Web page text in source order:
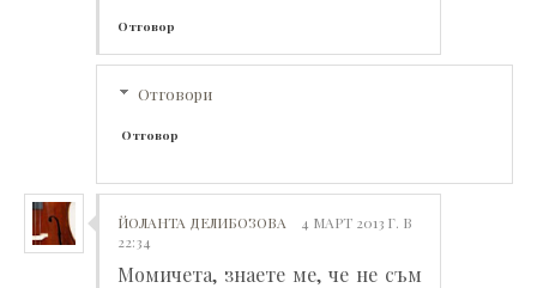
Отговор
Отговори
Отговор
ЙОЛАНТА ДЕЛИБОЗОВА
4 МАРТ 2013 Г. В
22:34
Момичета, знаете ме, че не съм